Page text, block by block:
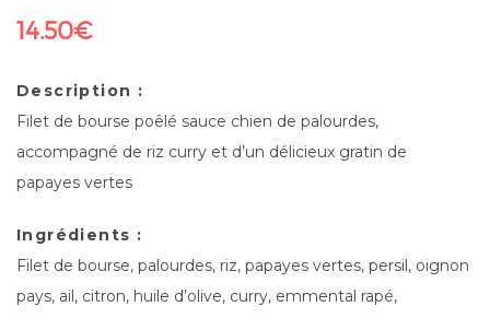
14.50€
Description :
Filet de bourse poêlé sauce chien de palourdes,
accompagné de riz curry et d’un délicieux gratin de
papayes vertes
Ingrédients :
Filet de bourse, palourdes, riz, papayes vertes, persil, oignon
pays, ail, citron, huile d’olive, curry, emmental rapé,